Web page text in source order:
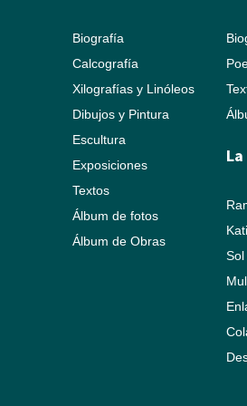
Biografía
Calcografía
Xilografías y Linóleos
Dibujos y Pintura
Escultura
Exposiciones
Textos
Álbum de fotos
Álbum de Obras
Sol